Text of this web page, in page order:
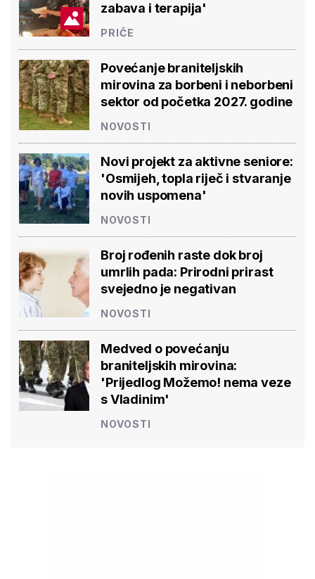
zabava i terapija'
PRIČE
Povećanje braniteljskih
mirovina za borbeni i neborbeni
sektor od početka 2027. godine
NOVOSTI
Novi projekt za aktivne seniore:
'Osmijeh, topla riječ i stvaranje
novih uspomena'
NOVOSTI
Broj rođenih raste dok broj
umrlih pada: Prirodni prirast
svejedno je negativan
NOVOSTI
Medved o povećanju
braniteljskih mirovina:
'Prijedlog Možemo! nema veze
s Vladinim'
NOVOSTI